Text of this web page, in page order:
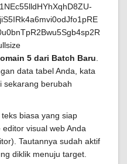
5 dari Batch Baru
data tabel Anda, kata
sekarang berubah
biasa yang siap
editor visual web Anda
Tautannya sudah aktif
diklik menuju target.